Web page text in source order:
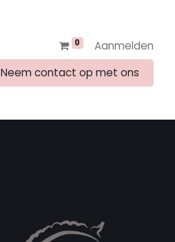
0
Aanmelden
Neem contact op met ons